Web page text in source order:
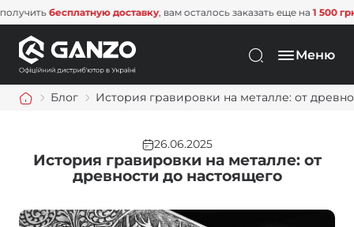
бесплатную доставку, вам осталось заказать еще на1 500 грн . Не
Меню
Блог История гравировки на металле: от
26.06.2025
История гравировки на металле: от
древности до настоящего